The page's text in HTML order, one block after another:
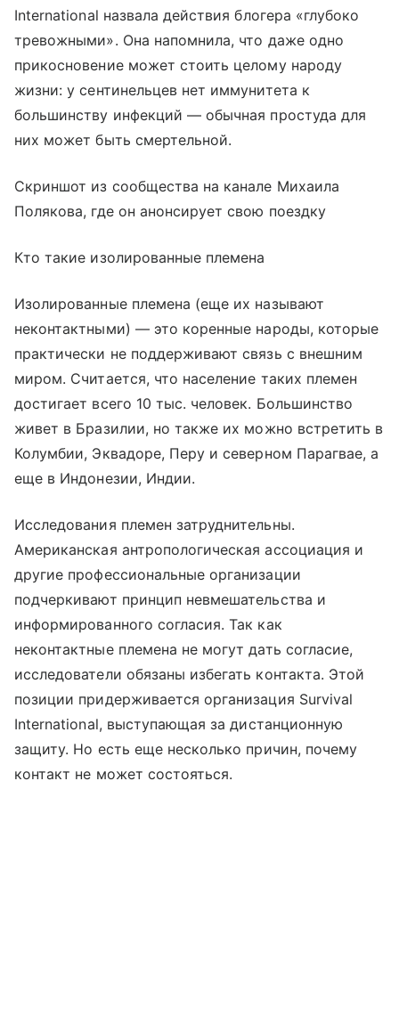
International назвала действия блогера «глубоко
тревожными». Она напомнила, что даже одно
прикосновение может стоить целому народу
жизни: у сентинельцев нет иммунитета к
большинству инфекций — обычная простуда для
них может быть смертельной.
Скриншот из сообщества на канале Михаила
Полякова, где он анонсирует свою поездку
Кто такие изолированные племена
Изолированные племена (еще их называют
неконтактными) — это коренные народы, которые
практически не поддерживают связь с внешним
миром. Считается, что население таких племен
достигает всего 10 тыс. человек. Большинство
живет в Бразилии, но также их можно встретить в
Колумбии, Эквадоре, Перу и северном Парагвае, а
еще в Индонезии, Индии.
Исследования племен затруднительны.
Американская антропологическая ассоциация и
другие профессиональные организации
подчеркивают принцип невмешательства и
информированного согласия. Так как
неконтактные племена не могут дать согласие,
исследователи обязаны избегать контакта. Этой
позиции придерживается организация Survival
International, выступающая за дистанционную
защиту. Но есть еще несколько причин, почему
контакт не может состояться.